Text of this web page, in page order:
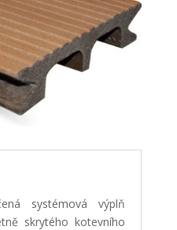
systémová výplň
skrytého kotevního